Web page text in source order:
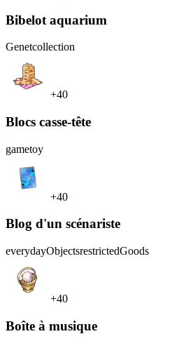
Bibelot aquarium
Genetcollection
+40
Blocs casse-tête
gametoy
+40
Blog d'un scénariste
everydayObjectsrestrictedGoods
+40
Boîte à musique